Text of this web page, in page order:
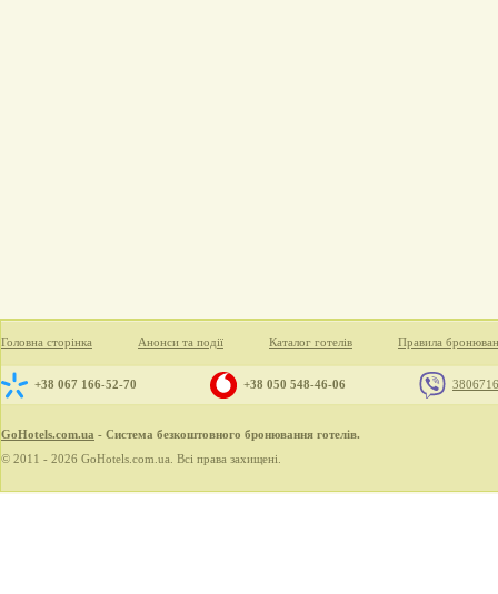
Головна сторінка Анонси та події Каталог готелів Правила
+38 067 166-52-70 +38 050 548-46-06
GoHotels.com.ua - Система безкоштовного бронювання готелів.
© 2011 - 2026 GoHotels.com.ua. Всі права захищені.